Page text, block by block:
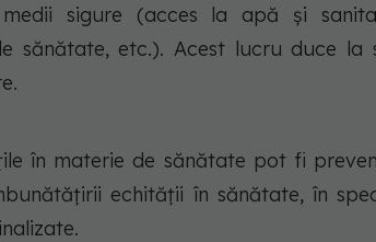
sigure (acces la apă și
sănătate, etc.). Acest lucru duce la
în materie de sănătate pot fi
echității în sănătate, în